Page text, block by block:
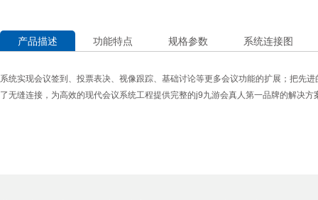
产品描述 功能特点 规格参数 系统连接图
系统实现会议签到、投票表决、视像跟踪、基础讨论等更多会议功能的扩展；把先
了无缝连接，为高效的现代会议系统工程提供完整的j9九游会真人第一品牌的解决方